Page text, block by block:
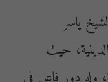
ياسر
حيث